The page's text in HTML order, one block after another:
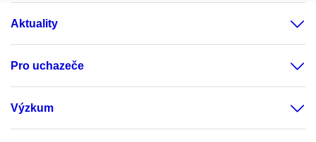
Aktuality
Pro uchazeče
Výzkum